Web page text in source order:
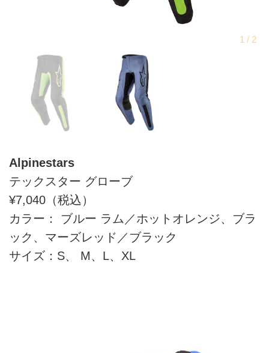
Alpinestars
テックスター グローブ
¥7,040（税込）
カラー： ブルー ラム／ホットオレンジ、ブラ
ック、マーズレッド／ブラック
サイズ：S、 M、L、XL